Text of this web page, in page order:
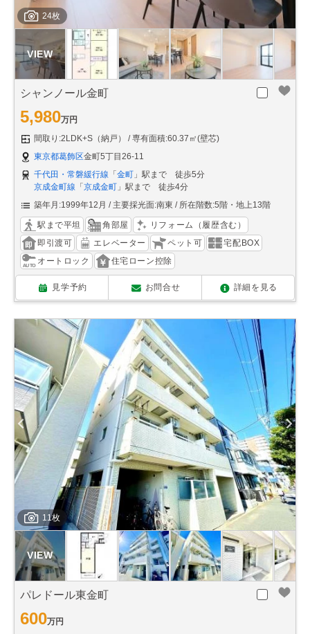
24枚
シャンノール金町
5,980万円
間取り:2LDK+S（納戸）
専有面積:60.37㎡(壁芯)
東京都葛飾区金町5丁目26-11
千代田・常磐緩行線 「 金町 」駅まで 徒歩5分
京成金町線 「 京成金町 」駅まで 徒歩4分
築年月:1999年12月
主要採光面:南東 所在階数:5階・地上13階
駅まで平坦 角部屋
リフォーム（履歴含む）
即引渡可
エレベーター ペット可
宅配BOX
オートロック
住宅ローン控除
見学予約 お問合せ 詳細を見る
11枚
パレドール東金町
600万円